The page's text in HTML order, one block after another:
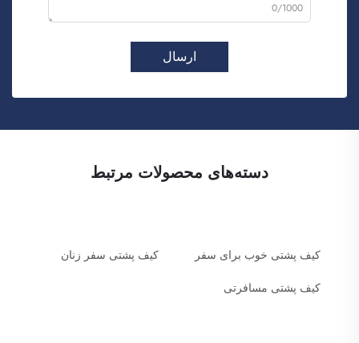
0/1000
ارسال
دسته‌های محصولات مرتبط
کیف پشتی خوب برای سفر کیف پشتی سفر زنان
کیف پشتی مسافرتی